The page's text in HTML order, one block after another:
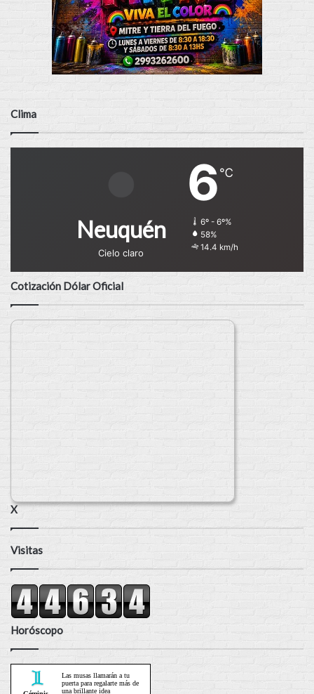
Clima
Neuquén
Cielo claro
6 ℃
6º - 6º%
58%
14.4 km/h
Cotización Dólar Oficial
X
Visitas
Horóscopo